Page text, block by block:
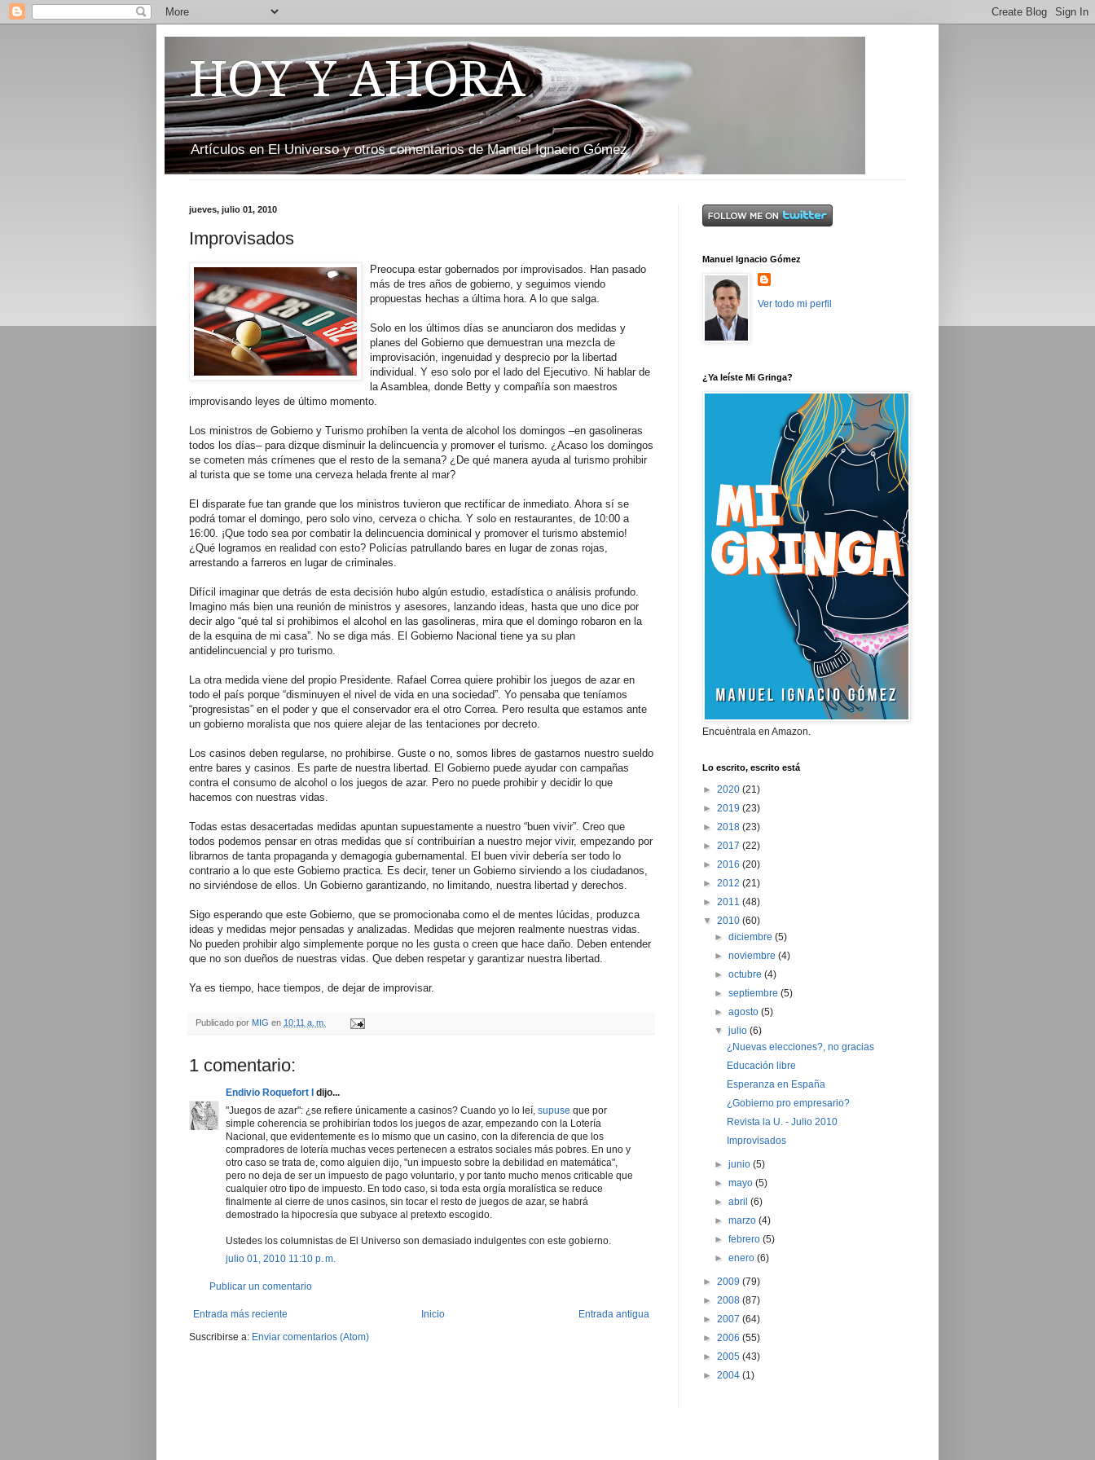
HOY Y AHORA
Artículos en El Universo y otros comentarios de Manuel Ignacio Gómez
jueves, julio 01, 2010
Improvisados
Preocupa estar gobernados por improvisados. Han pasado
más de tres años de gobierno, y seguimos viendo
propuestas hechas a última hora. A lo que salga.
Solo en los últimos días se anunciaron dos medidas y
planes del Gobierno que demuestran una mezcla de
improvisación, ingenuidad y desprecio por la libertad
individual. Y eso solo por el lado del Ejecutivo. Ni hablar de
la Asamblea, donde Betty y compañía son maestros
improvisando leyes de último momento.
Los ministros de Gobierno y Turismo prohíben la venta de alcohol los domingos –en gasolineras
todos los días– para dizque disminuir la delincuencia y promover el turismo. ¿Acaso los domingos
se cometen más crímenes que el resto de la semana? ¿De qué manera ayuda al turismo prohibir
al turista que se tome una cerveza helada frente al mar?
El disparate fue tan grande que los ministros tuvieron que rectificar de inmediato. Ahora sí se
podrá tomar el domingo, pero solo vino, cerveza o chicha. Y solo en restaurantes, de 10:00 a
16:00. ¡Que todo sea por combatir la delincuencia dominical y promover el turismo abstemio!
¿Qué logramos en realidad con esto? Policías patrullando bares en lugar de zonas rojas,
arrestando a farreros en lugar de criminales.
Difícil imaginar que detrás de esta decisión hubo algún estudio, estadística o análisis profundo.
Imagino más bien una reunión de ministros y asesores, lanzando ideas, hasta que uno dice por
decir algo “qué tal si prohibimos el alcohol en las gasolineras, mira que el domingo robaron en la
de la esquina de mi casa”. No se diga más. El Gobierno Nacional tiene ya su plan
antidelincuencial y pro turismo.
La otra medida viene del propio Presidente. Rafael Correa quiere prohibir los juegos de azar en
todo el país porque “disminuyen el nivel de vida en una sociedad”. Yo pensaba que teníamos
“progresistas” en el poder y que el conservador era el otro Correa. Pero resulta que estamos ante
un gobierno moralista que nos quiere alejar de las tentaciones por decreto.
Los casinos deben regularse, no prohibirse. Guste o no, somos libres de gastarnos nuestro sueldo
entre bares y casinos. Es parte de nuestra libertad. El Gobierno puede ayudar con campañas
contra el consumo de alcohol o los juegos de azar. Pero no puede prohibir y decidir lo que
hacemos con nuestras vidas.
Todas estas desacertadas medidas apuntan supuestamente a nuestro “buen vivir”. Creo que
todos podemos pensar en otras medidas que sí contribuirían a nuestro mejor vivir, empezando por
librarnos de tanta propaganda y demagogia gubernamental. El buen vivir debería ser todo lo
contrario a lo que este Gobierno practica. Es decir, tener un Gobierno sirviendo a los ciudadanos,
no sirviéndose de ellos. Un Gobierno garantizando, no limitando, nuestra libertad y derechos.
Sigo esperando que este Gobierno, que se promocionaba como el de mentes lúcidas, produzca
ideas y medidas mejor pensadas y analizadas. Medidas que mejoren realmente nuestras vidas.
No pueden prohibir algo simplemente porque no les gusta o creen que hace daño. Deben entender
que no son dueños de nuestras vidas. Que deben respetar y garantizar nuestra libertad.
Ya es tiempo, hace tiempos, de dejar de improvisar.
Publicado por MIG en 10:11 a. m.
1 comentario:
Endivio Roquefort I
dijo...
"Juegos de azar": ¿se refiere únicamente a casinos? Cuando yo lo leí, supuse que por
simple coherencia se prohibirían todos los juegos de azar, empezando con la Lotería
Nacional, que evidentemente es lo mismo que un casino, con la diferencia de que los
compradores de lotería muchas veces pertenecen a estratos sociales más pobres. En uno y
otro caso se trata de, como alguien dijo, "un impuesto sobre la debilidad en matemática",
pero no deja de ser un impuesto de pago voluntario, y por tanto mucho menos criticable que
cualquier otro tipo de impuesto. En todo caso, si toda esta orgía moralística se reduce
finalmente al cierre de unos casinos, sin tocar el resto de juegos de azar, se habrá
demostrado la hipocresía que subyace al pretexto escogido.
Ustedes los columnistas de El Universo son demasiado indulgentes con este gobierno.
julio 01, 2010 11:10 p. m.
Publicar un comentario
Entrada más reciente Entrada antigua
Inicio
Suscribirse a: Enviar comentarios (Atom)
Manuel Ignacio Gómez
Ver todo mi perfil
¿Ya leíste Mi Gringa?
Encuéntrala en Amazon.
Lo escrito, escrito está
► 2020 (21)
► 2019 (23)
► 2018 (23)
► 2017 (22)
► 2016 (20)
► 2012 (21)
► 2011 (48)
▼ 2010 (60)
►diciembre(5)
►noviembre(4)
►octubre(4)
►septiembre(5)
►agosto(5)
▼julio(6)
¿Nuevas elecciones?, no gracias
Educación libre
Esperanza en España
¿Gobierno pro empresario?
Revista la U. - Julio 2010
Improvisados
►junio(5)
►mayo(5)
►abril(6)
►marzo(4)
►febrero(5)
►enero(6)
► 2009 (79)
► 2008 (87)
► 2007 (64)
► 2006 (55)
► 2005 (43)
► 2004 (1)